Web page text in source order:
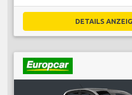
DETAILS